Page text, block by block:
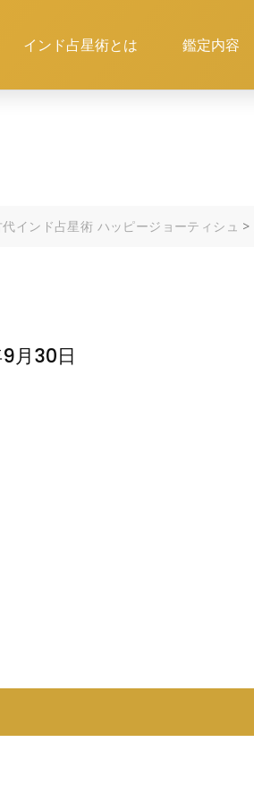
インド占星術とは 鑑定内容
インド占星術 ハッピージョーティシュ >
月30日